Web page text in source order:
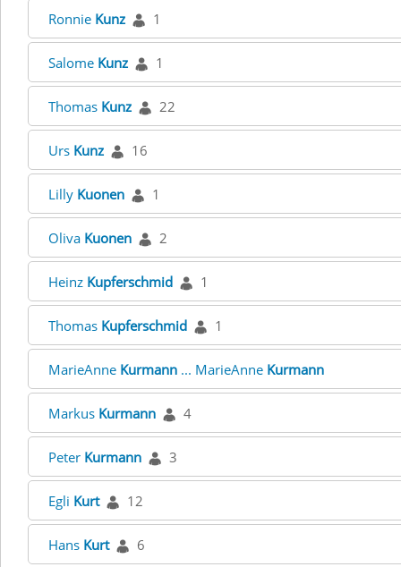
Ronnie Kunz 1
Salome Kunz 1
Thomas Kunz 22
Urs Kunz 16
Lilly Kuonen 1
Oliva Kuonen 2
Heinz Kupferschmid 1
Thomas Kupferschmid 1
MarieAnne Kurmann ... MarieAnne Kurmann
Markus Kurmann 4
Peter Kurmann 3
Egli Kurt 12
Hans Kurt 6